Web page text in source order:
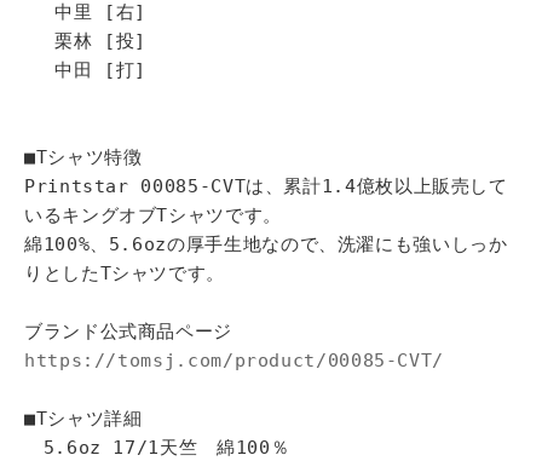
中里 [右]
栗林 [投]
中田 [打]
■Tシャツ特徴
Printstar 00085-CVTは、累計1.4億枚以上販売して
いるキングオブTシャツです。
綿100%、5.6ozの厚手生地なので、洗濯にも強いしっか
りとしたTシャツです。
ブランド公式商品ページ
https://tomsj.com/product/00085-CVT/
■Tシャツ詳細
5.6oz 17/1天竺 綿100％